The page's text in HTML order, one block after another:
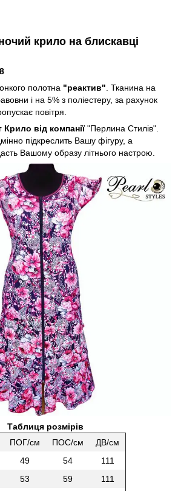
крило на блискавці
полотна "реактив" . Тканина на
і на 5% з поліестеру, за рахунок
повітря.
Крило від компанії"Перлина Стилів".
підкреслить Вашу фігуру, а
Вашому образу літнього настрою.
Таблиця розмірів
ПОГ/см ПОС/см
ДВ/см
49 54
111
53 59
111